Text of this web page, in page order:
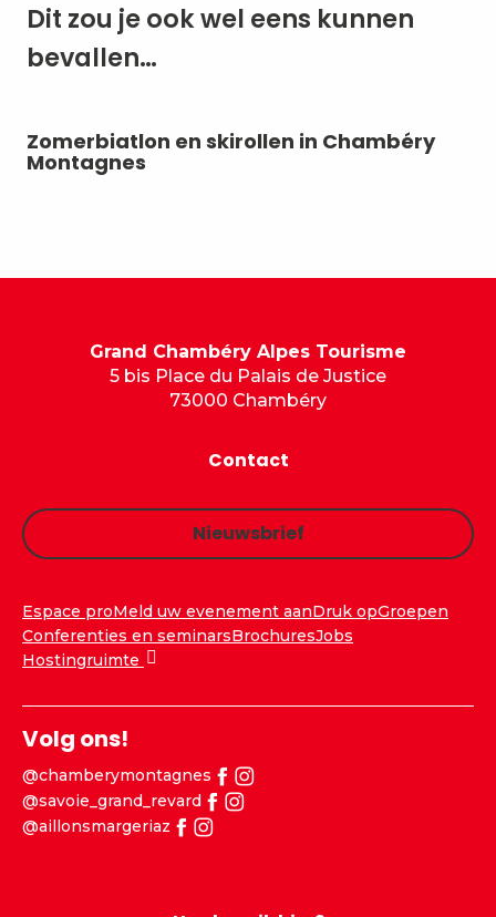
Dit zou je ook wel eens kunnen
bevallen…
Zomerbiatlon en skirollen in Chambéry
Montagnes
Grand Chambéry Alpes Tourisme
5 bis Place du Palais de Justice
73000 Chambéry
Contact
Nieuwsbrief
Espace proMeld uw evenement aanDruk opGroepen
Conferenties en seminarsBrochuresJobs
Hostingruimte
Volg ons!
@chamberymontagnes
@savoie_grand_revard
@aillonsmargeriaz